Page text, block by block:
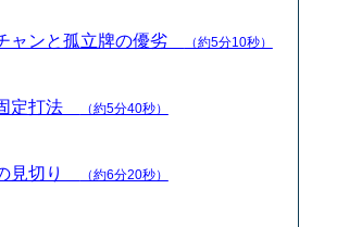
ャンと孤立牌の優劣 （約5分10秒）
定打法 （約5分40秒）
見切り （約6分20秒）